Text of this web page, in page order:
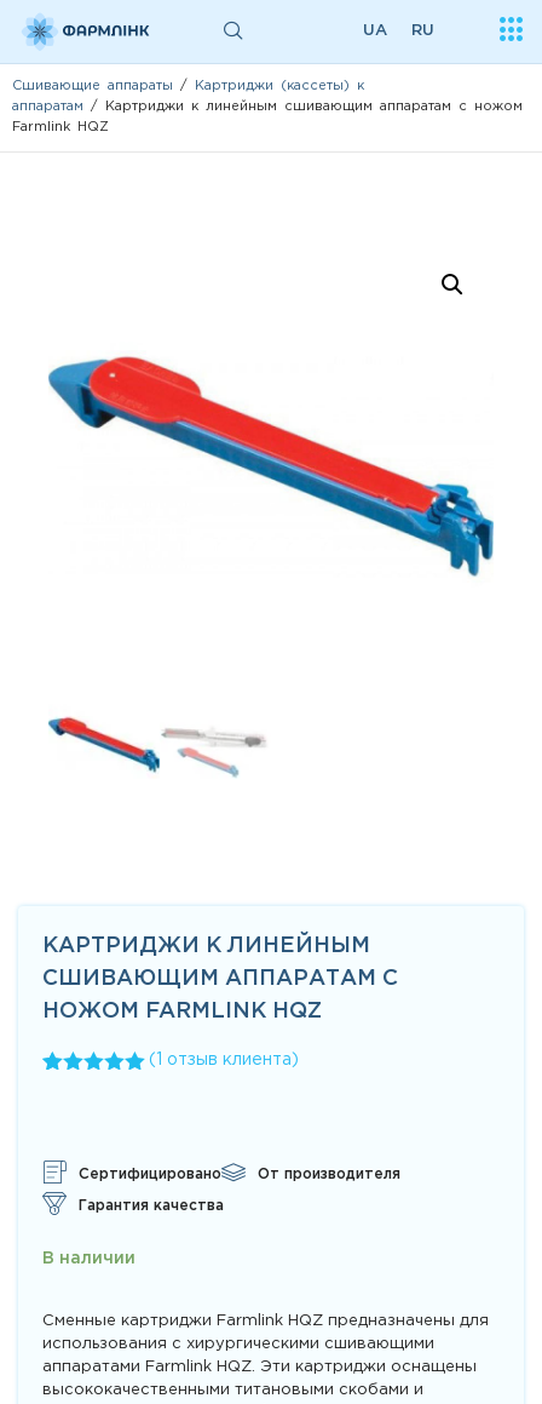
UA RU
Сшивающие аппараты /
Картриджи (кассеты) к
аппаратам / Картриджи к линейным сшивающим аппаратам с ножом
Farmlink HQZ
КАРТРИДЖИ К ЛИНЕЙНЫМ
СШИВАЮЩИМ АППАРАТАМ С
НОЖОМ FARMLINK HQZ
пользователя
( отзыв клиента)
Сертифицировано От производителя
Гарантия качества
В наличии
Сменные картриджи Farmlink HQZ предназначены для
использования с хирургическими сшивающими
аппаратами Farmlink HQZ. Эти картриджи оснащены
высококачественными титановыми скобами и